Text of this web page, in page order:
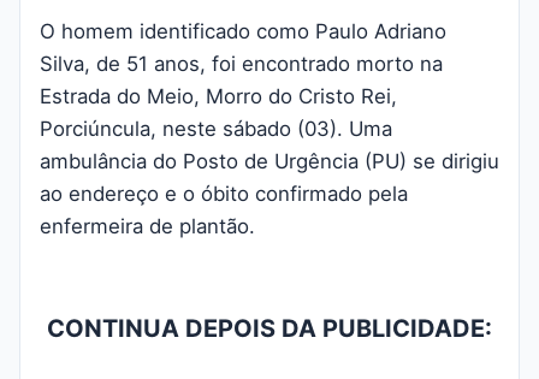
O homem identificado como Paulo Adriano
Silva, de 51 anos, foi encontrado morto na
Estrada do Meio, Morro do Cristo Rei,
Porciúncula, neste sábado (03). Uma
ambulância do Posto de Urgência (PU) se dirigiu
ao endereço e o óbito confirmado pela
enfermeira de plantão.
CONTINUA DEPOIS DA PUBLICIDADE: